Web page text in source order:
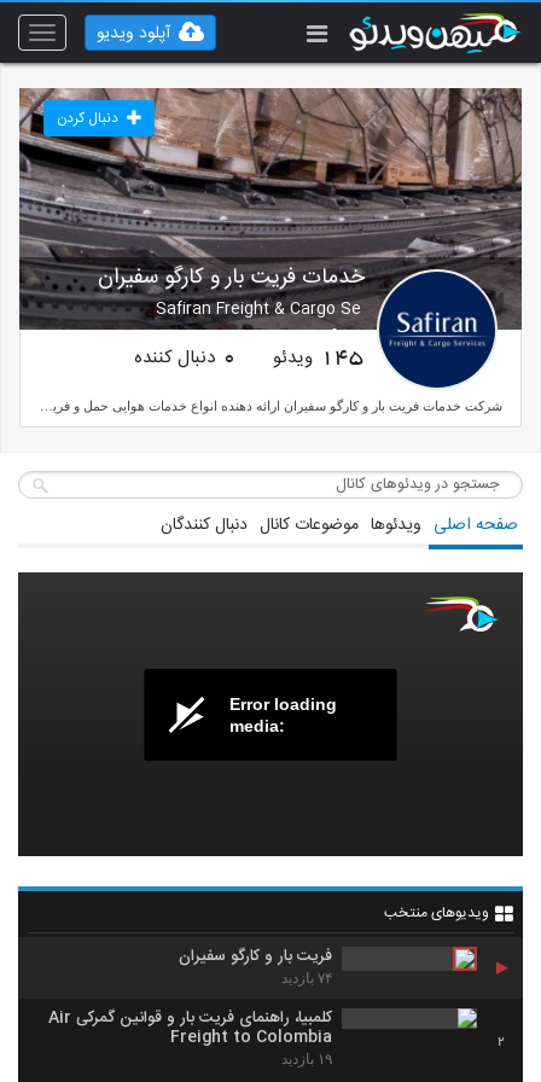
Toggle
آپلود ویدیو
خدمات فریت بار و کارگو سفیران
Safiran Freight & Cargo Se
www.safirancargo.com
دنبال کردن
145 ویدئو 0 دنبال کننده
صفحه اصلی ویدئوها موضوعات کانال دنبال کنندگان
Error loading
media:
ویدیوهای منتخب
فریت بار و کارگو سفیران
۷۴ بازدید
2
کلمبیا، راهنمای فریت بار و قوانین گمرکی Air
Freight to Colombia
۱۹ بازدید